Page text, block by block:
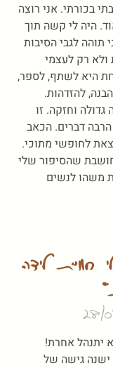
בכורתי. אני רוצה
היה לי קשה תוך
תוהה לגבי הסיבות
ולא רק לעצמי
היא לשתף, לספר,
להזדהות.
וחזקה. זו
דברים. הכאב
לחופשי מתוכי.
שהסיפור שלי
משהו לנשים
חוויית לידה
יתנהל אחרת!
ישנה גישה של